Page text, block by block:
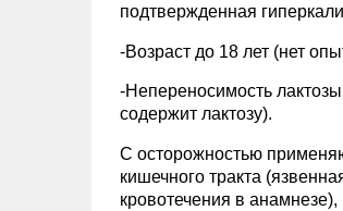
подтвержденная
-Возраст до 18 лет (нет
-Непереносимость
содержит лактозу).
С осторожностью
кишечного тракта
кровотечения в